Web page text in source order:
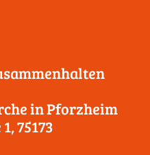
in Pforzheim
75173